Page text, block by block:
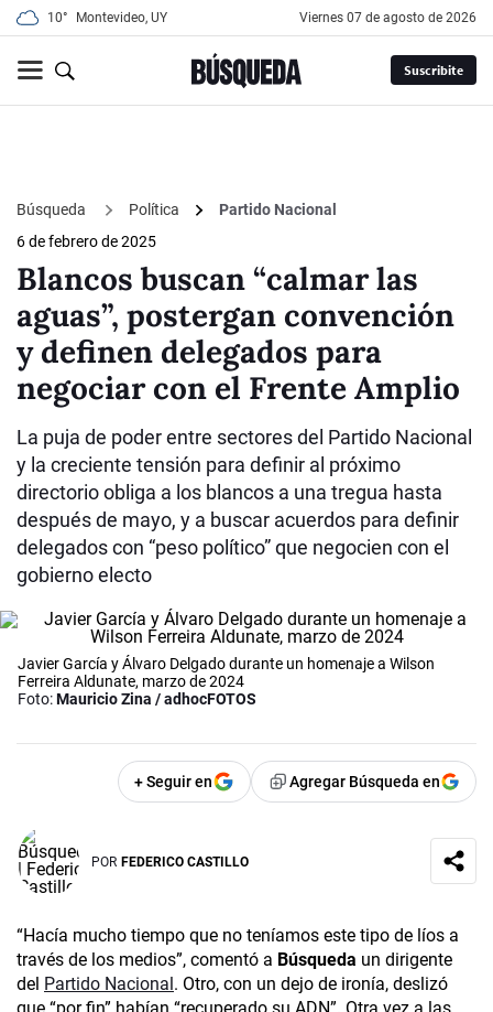
10° Montevideo, UY viernes 07 de agosto de 2026
Suscribite
Búsqueda Política
Partido Nacional
6 de febrero de 2025
Blancos buscan “calmar las
aguas”, postergan convención
y definen delegados para
negociar con el Frente Amplio
La puja de poder entre sectores del Partido Nacional
y la creciente tensión para definir al próximo
directorio obliga a los blancos a una tregua hasta
después de mayo, y a buscar acuerdos para definir
delegados con “peso político” que negocien con el
gobierno electo
Javier García y Álvaro Delgado durante un homenaje a Wilson
Ferreira Aldunate, marzo de 2024
Foto:Mauricio Zina / adhocFOTOS
+ Seguir en Agregar Búsqueda en
POR FEDERICO CASTILLO
“Hacía mucho tiempo que no teníamos este tipo de líos a
través de los medios”, comentó a Búsqueda un dirigente
del Partido Nacional. Otro, con un dejo de ironía, deslizó